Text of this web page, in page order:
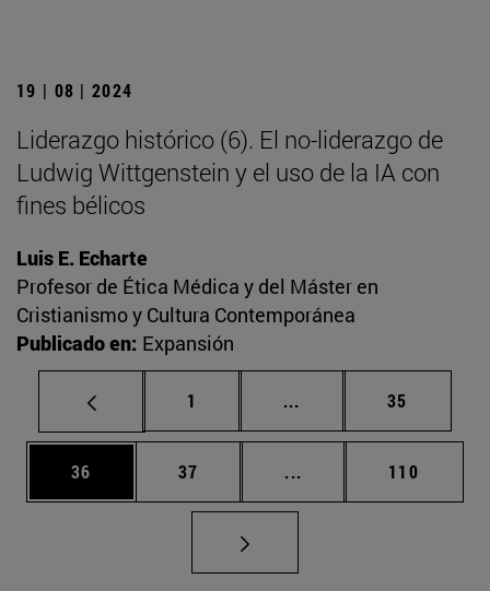
19 | 08 | 2024
Liderazgo histórico (6). El no-liderazgo de
Ludwig Wittgenstein y el uso de la IA con
fines bélicos
Luis E. Echarte
Profesor de Ética Médica y del Máster en
Cristianismo y Cultura Contemporánea
Publicado en: Expansión
Página
1 ... Páginas intermedias
Página
35
Página
36 Página
37 ... Páginas intermedias
Página
110